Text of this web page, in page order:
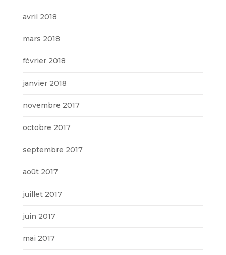
avril 2018
mars 2018
février 2018
janvier 2018
novembre 2017
octobre 2017
septembre 2017
août 2017
juillet 2017
juin 2017
mai 2017